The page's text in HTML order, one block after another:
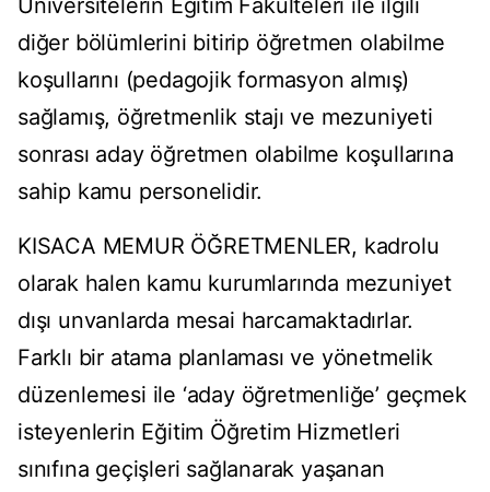
Üniversitelerin Eğitim Fakülteleri ile ilgili
diğer bölümlerini bitirip öğretmen olabilme
koşullarını (pedagojik formasyon almış)
sağlamış, öğretmenlik stajı ve mezuniyeti
sonrası aday öğretmen olabilme koşullarına
sahip kamu personelidir.
KISACA MEMUR ÖĞRETMENLER, kadrolu
olarak halen kamu kurumlarında mezuniyet
dışı unvanlarda mesai harcamaktadırlar.
Farklı bir atama planlaması ve yönetmelik
düzenlemesi ile ‘aday öğretmenliğe’ geçmek
isteyenlerin Eğitim Öğretim Hizmetleri
sınıfına geçişleri sağlanarak yaşanan